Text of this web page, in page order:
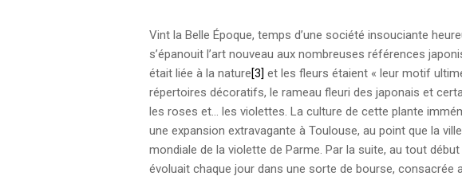
Vint la Belle Époque, temps d’une société insouciante
s’épanouit l’art nouveau aux nombreuses références
était liée à la nature[3] et les fleurs étaient « leur motif
répertoires décoratifs, le rameau fleuri des japonais et
les roses et… les violettes. La culture de cette plante
une expansion extravagante à Toulouse, au point que la
mondiale de la violette de Parme. Par la suite, au tout
évoluait chaque jour dans une sorte de bourse, consacrée